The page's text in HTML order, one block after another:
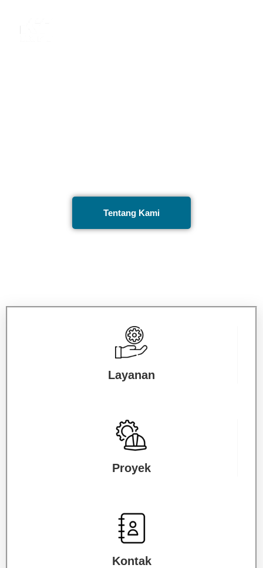
Tentang Kami
Layanan
Proyek
Kontak